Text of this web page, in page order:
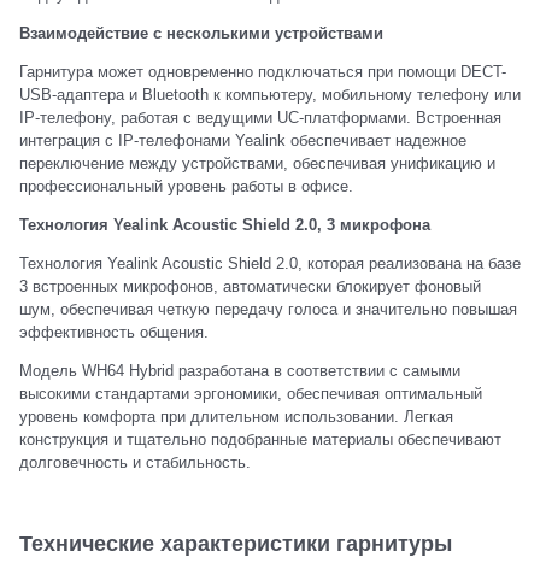
Взаимодействие с несколькими устройствами
Гарнитура может одновременно подключаться при помощи DECT-
USB-адаптера и Bluetooth к компьютеру, мобильному телефону или
IP-телефону, работая с ведущими UC-платформами. Встроенная
интеграция с IP-телефонами Yealink обеспечивает надежное
переключение между устройствами, обеспечивая унификацию и
профессиональный уровень работы в офисе.
Технология Yealink Acoustic Shield 2.0, 3 микрофона
Технология Yealink Acoustic Shield 2.0, которая реализована на базе
3 встроенных микрофонов, автоматически блокирует фоновый
шум, обеспечивая четкую передачу голоса и значительно повышая
эффективность общения.
Модель WH64 Hybrid разработана в соответствии с самыми
высокими стандартами эргономики, обеспечивая оптимальный
уровень комфорта при длительном использовании. Легкая
конструкция и тщательно подобранные материалы обеспечивают
долговечность и стабильность.
Технические характеристики гарнитуры